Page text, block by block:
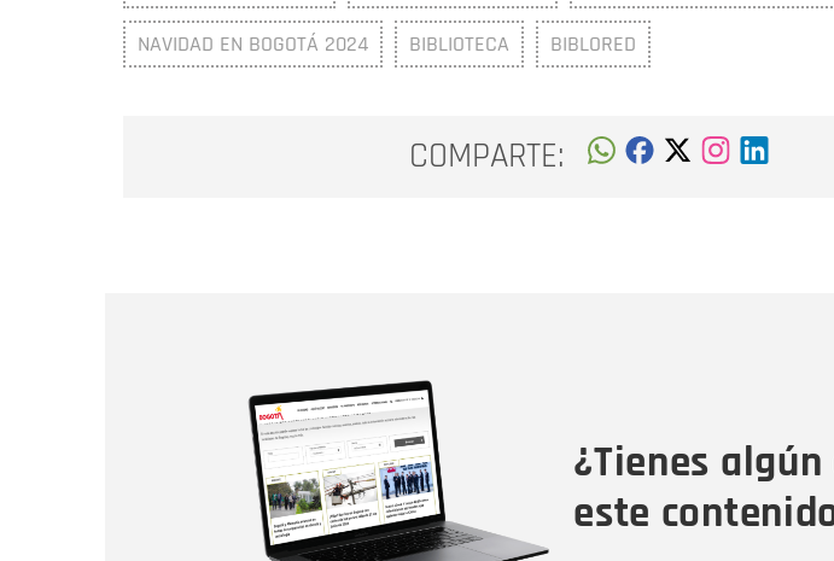
NAVIDAD EN BOGOTÁ 2024 BIBLIOTECA BIBLORED
COMPARTE:
¿Tienes
este